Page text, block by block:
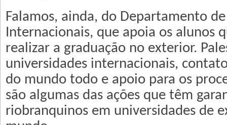
Falamos, ainda, do Departamento
Internacionais, que apoia os alunos
realizar a graduação no exterior.
universidades internacionais,
do mundo todo e apoio para os
são algumas das ações que têm
riobranquinos em universidades de